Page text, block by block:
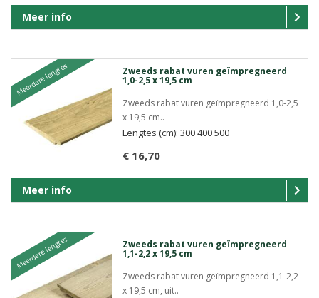
Meer info
Meerdere lengtes Zweeds rabat vuren geïmpregneerd
1,0-2,5 x 19,5 cm
Zweeds rabat vuren geïmpregneerd 1,0-2,5
x 19,5 cm..
€ 16,70
Lengtes (cm): 300 400 500
Meer info
Meerdere lengtes Zweeds rabat vuren geïmpregneerd
1,1-2,2 x 19,5 cm
Zweeds rabat vuren geïmpregneerd 1,1-2,2
x 19,5 cm, uit..